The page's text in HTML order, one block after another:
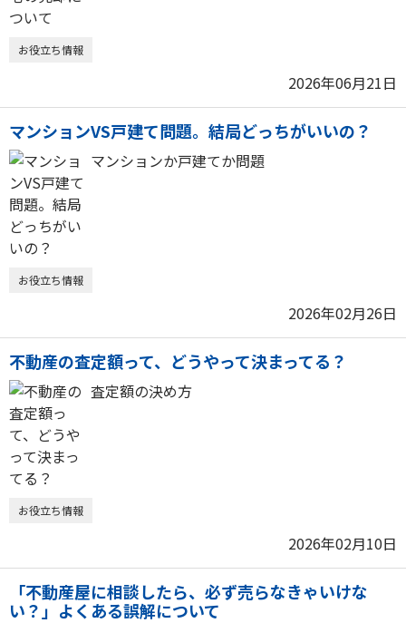
お役立ち情報
2026年06月21日
マンションVS戸建て問題。結局どっちがいいの？
マンションか戸建てか問題
お役立ち情報
2026年02月26日
不動産の査定額って、どうやって決まってる？
査定額の決め方
お役立ち情報
2026年02月10日
「不動産屋に相談したら、必ず売らなきゃいけな
い？」よくある誤解について